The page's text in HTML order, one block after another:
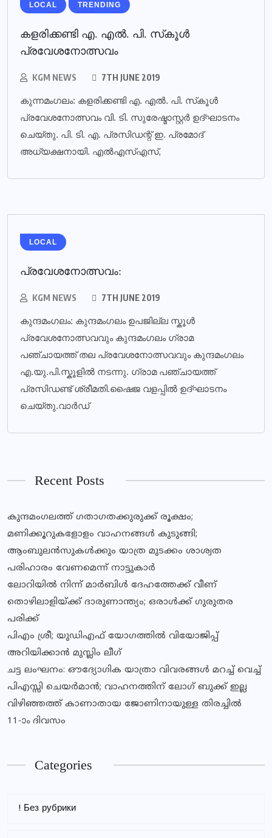
LOCAL TRENDING
കളരിക്കണ്ടി എ. എല്‍. പി. സ്‌കൂള്‍
പ്രവേശനോത്സവം
KGM NEWS 7TH JUNE 2019
കുന്നമംഗലം: കളരിക്കണ്ടി എ. എല്‍. പി. സ്‌കൂള്‍
പ്രവേശനോത്സവം വി. ടി. സുരേഷ്മാസ്റ്റര്‍ ഉദ്ഘാടനം
ചെയ്തു. പി. ടി. എ. പ്രസിഡന്റ് ഇ. പ്രമോദ്
അധ്യക്ഷനായി. എല്‍എസ്എസ്,
LOCAL
പ്രവേശനോത്സവം:
KGM NEWS 7TH JUNE 2019
കുന്ദമംഗലം: കുന്ദമംഗലം ഉപജില്ല സ്കൂൾ
പ്രവേശനോത്സവവും കുന്ദമംഗലം ഗ്രാമ
പഞ്ചായത്ത് തല പ്രവേശനോത്സവവും കുന്ദമംഗലം
എ.യു.പി.സ്കൂളിൽ നടന്നു. ഗ്രാമ പഞ്ചായത്ത്
പ്രസിഡണ്ട് ശ്രീമതി.ഷൈജ വളപ്പിൽ ഉദ്ഘാടനം
ചെയ്തു.വാർഡ്
Recent Posts
കുന്ദമംഗലത്ത് ഗതാഗതക്കുരുക്ക് രൂക്ഷം;
മണിക്കൂറുകളോളം വാഹനങ്ങള്‍ കുടുങ്ങി;
ആംബുലന്‍സുകള്‍ക്കും യാത്ര മുടക്കം ശാശ്വത
പരിഹാരം വേണമെന്ന് നാട്ടുകാര്‍
ലോറിയില്‍ നിന്ന് മാര്‍ബിള്‍ ദേഹത്തേക്ക് വീണ്
തൊഴിലാളിയ്ക്ക് ദാരുണാന്ത്യം; ഒരാൾക്ക് ഗുരുതര
പരിക്ക്
പിഎം ശ്രീ; യുഡിഎഫ് യോഗത്തില്‍ വിയോജിപ്പ്
അറിയിക്കാന്‍ മുസ്ലിം ലീഗ്
ചട്ട ലംഘനം: ഔദ്യോഗിക യാത്രാ വിവരങ്ങള്‍ മറച്ച് വെച്ച്
പിഎസ്സി ചെയര്‍മാന്‍; വാഹനത്തിന് ലോഗ് ബുക്ക് ഇല്ല
വിഴിഞ്ഞത്ത് കാണാതായ ജോണിനായുള്ള തിരച്ചില്‍
11-ാം ദിവസം
Categories
! Без рубрики